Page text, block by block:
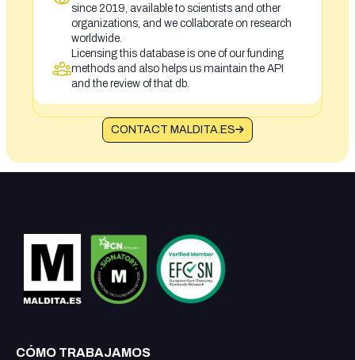
since 2019, available to scientists and other
organizations, and we collaborate on research
worldwide.
Licensing this database is one of our funding
methods and also helps us maintain the API
and the review of that db.
CONTACT MALDITA.ES
CÓMO TRABAJAMOS